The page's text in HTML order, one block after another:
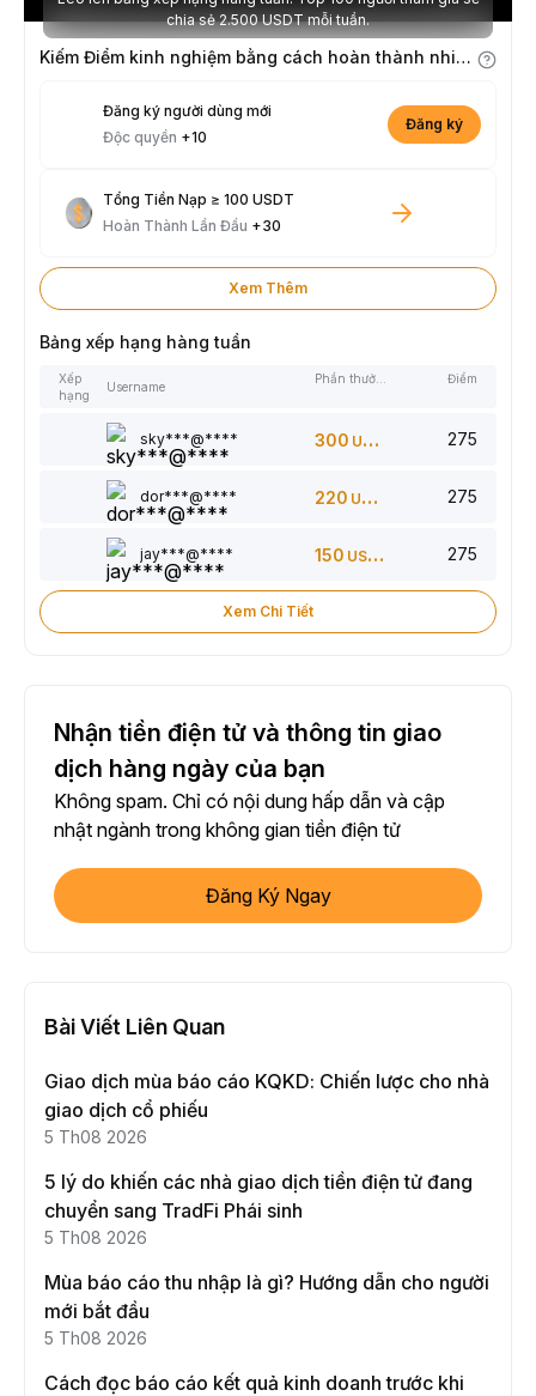
chia sẻ 2.500 USDT mỗi tuần.
Kiếm Điểm kinh nghiệm bằng cách hoàn thành nhiệm vụ
Đăng ký người dùng mới
Độc quyền +10
Đăng ký
Tổng Tiền Nạp ≥ 100 USDT
Hoàn Thành Lần Đầu +30
Xem Thêm
Bảng xếp hạng hàng tuần
Xếp
hạng
Username
Điểm
sky***@**** 300 USDT 275
dor***@**** 220 USDT 275
jay***@**** 150 USDT 275
Xem Chi Tiết
Nhận tiền điện tử và thông tin giao
dịch hàng ngày của bạn
Không spam. Chỉ có nội dung hấp dẫn và cập
nhật ngành trong không gian tiền điện tử
Đăng Ký Ngay
Bài Viết Liên Quan
Giao dịch mùa báo cáo KQKD: Chiến lược cho nhà
giao dịch cổ phiếu
5 Th08 2026
5 lý do khiến các nhà giao dịch tiền điện tử đang
chuyển sang TradFi Phái sinh
5 Th08 2026
Mùa báo cáo thu nhập là gì? Hướng dẫn cho người
mới bắt đầu
5 Th08 2026
Cách đọc báo cáo kết quả kinh doanh trước khi